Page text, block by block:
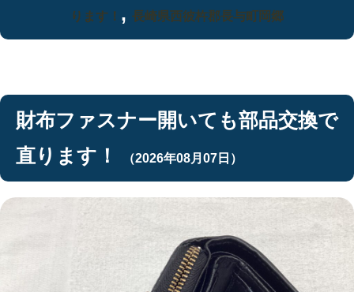
ります！ , 長崎県西彼杵郡長与町岡郷
財布ファスナー開いても部品交換で
直ります！
（2026年08月07日）